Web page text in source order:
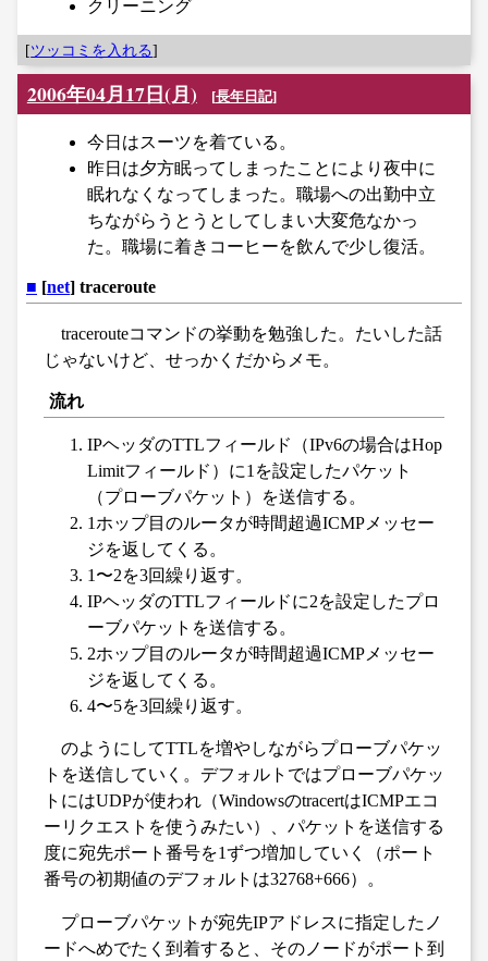
クリーニング
[ツッコミを入れる]
2006年04月17日(月) [長年日記]
今日はスーツを着ている。
昨日は夕方眠ってしまったことにより夜中に
眠れなくなってしまった。職場への出勤中立
ちながらうとうとしてしまい大変危なかっ
た。職場に着きコーヒーを飲んで少し復活。
■ [net] traceroute
tracerouteコマンドの挙動を勉強した。たいした話
じゃないけど、せっかくだからメモ。
流れ
IPヘッダのTTLフィールド（IPv6の場合はHop
Limitフィールド）に1を設定したパケット
（プローブパケット）を送信する。
1ホップ目のルータが時間超過ICMPメッセー
ジを返してくる。
1〜2を3回繰り返す。
IPヘッダのTTLフィールドに2を設定したプロ
ーブパケットを送信する。
2ホップ目のルータが時間超過ICMPメッセー
ジを返してくる。
4〜5を3回繰り返す。
のようにしてTTLを増やしながらプローブパケッ
トを送信していく。デフォルトではプローブパケッ
トにはUDPが使われ（WindowsのtracertはICMPエコ
ーリクエストを使うみたい）、パケットを送信する
度に宛先ポート番号を1ずつ増加していく（ポート
番号の初期値のデフォルトは32768+666）。
プローブパケットが宛先IPアドレスに指定したノ
ードへめでたく到着すると、そのノードがポート到